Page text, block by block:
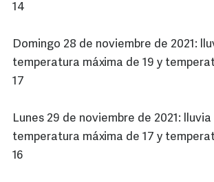
14
Domingo 28 de noviembre de 2021:
temperatura máxima de 19 y
17
Lunes 29 de noviembre de 2021:
temperatura máxima de 17 y
16